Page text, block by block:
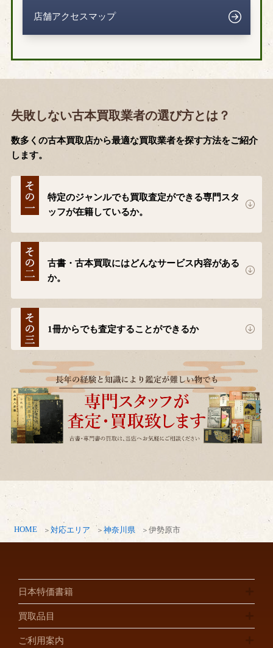
HOME 対応エリア 神奈川県 伊勢原市
店舗アクセスマップ
失敗しない古本買取業者の選び方とは？
数多くの古本買取店から最適な買取業者を探す方法をご紹介
します。
特定のジャンルでも買取査定ができる専門スタ
ッフが在籍しているか。
古書・古本買取にはどんなサービス内容がある
か。
1冊からでも査定することができるか
日本特価書籍
買取品目
ご利用案内